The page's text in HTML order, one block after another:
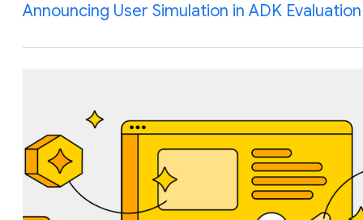
Announcing User Simulation in ADK Evaluation